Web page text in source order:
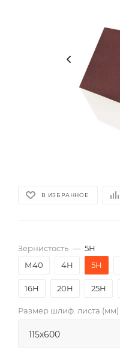
В ИЗБРАННОЕ
Зернистость — 5Н
М40
4Н 5Н
16Н 20Н 25Н
Размер шлиф. листа (мм)